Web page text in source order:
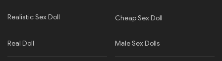
Realistic Sex Doll Cheap Sex Doll
Real Doll Male Sex Dolls